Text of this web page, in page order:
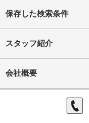
保存した検索条件
スタッフ紹介
会社概要